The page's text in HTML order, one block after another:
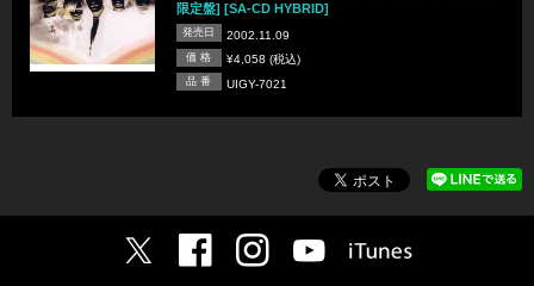
限定盤] [SA-CD HYBRID]
発売日 2002.11.09
価 格 ¥4,058 (税込)
品 番 UIGY-7021